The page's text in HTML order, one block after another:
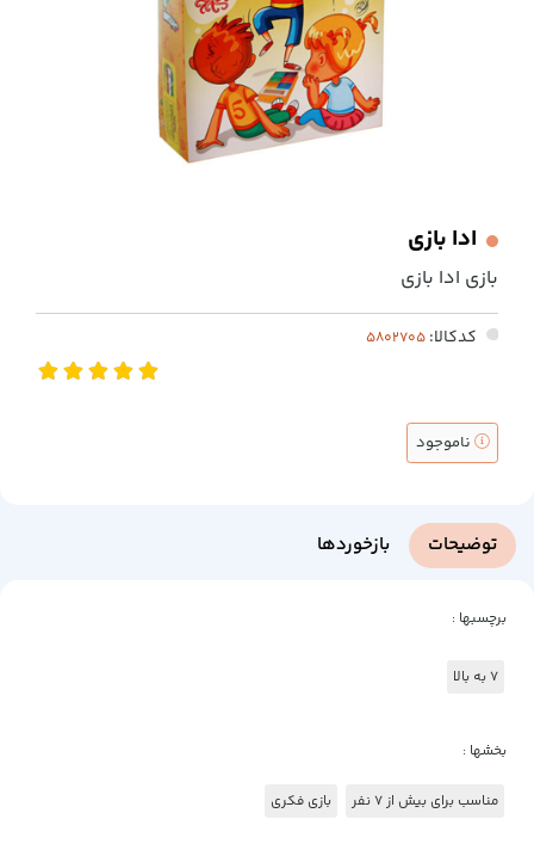
ادا بازی
بازی ادا بازی
کدکالا:
ناموجود
توضیحات بازخوردها
برچسبها :
7 به بالا
بخشها :
مناسب برای بیش از 7 نفر بازی فکری